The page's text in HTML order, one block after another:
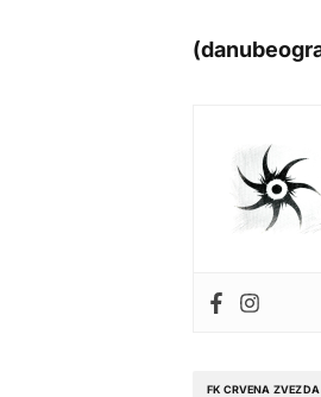
FK CRVENA ZVEZDA